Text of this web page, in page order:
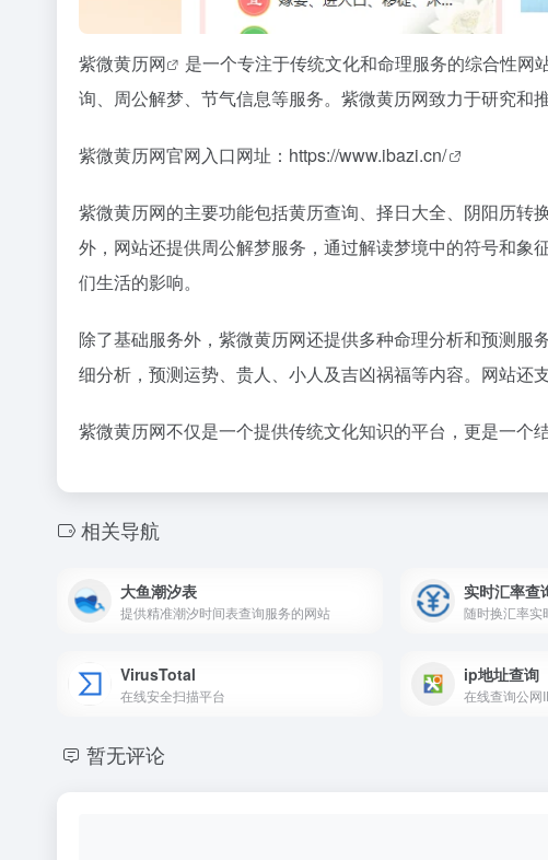
紫微黄历网 是一个专注于传统文化和命理服务的综合性网
询、周公解梦、节气信息等服务。紫微黄历网致力于研究和
紫微黄历网官网入口网址： https://www.ibazi.cn/
紫微黄历网的主要功能包括黄历查询、择日大全、阴阳历
外，网站还提供周公解梦服务，通过解读梦境中的符号和象
们生活的影响。
除了基础服务外，紫微黄历网还提供多种命理分析和预测
细分析，预测运势、贵人、小人及吉凶祸福等内容。网站还
紫微黄历网不仅是一个提供传统文化知识的平台，更是一个
相关导航
大鱼潮汐表
提供精准潮汐时间表查询服务的网站
实时汇率查
VirusTotal
在线安全扫描平台
ip地址查询
在线查询公网
暂无评论